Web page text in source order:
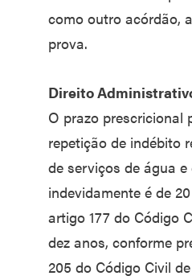
como outro acórdão,
prova.
Direito
O prazo prescricional
repetição de indébito
de serviços de água
indevidamente é de
artigo 177 do Código
dez anos, conforme
205 do Código Civil